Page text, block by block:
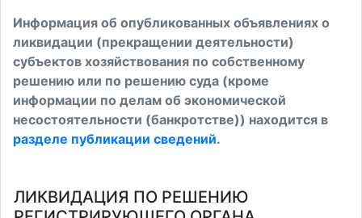
Информация об опубликованных объявлениях о
ликвидации (прекращении деятельности)
субъектов хозяйствования по собственному
решению или по решению суда (кроме
информации по делам об экономической
несостоятельности (банкротстве)) находится в
разделе публикации сведений.
ЛИКВИДАЦИЯ ПО РЕШЕНИЮ